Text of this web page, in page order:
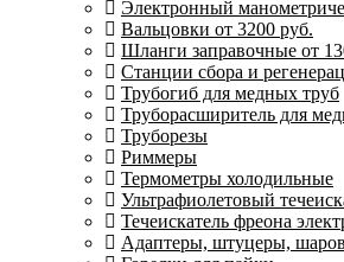
Электронный
Вальцовки от 3200 руб.
Шланги заправочные от
Станции сбора и
Трубогиб для медных труб
Труборасширитель для
Труборезы
Риммеры
Термометры холодильные
Ультрафиолетовый
Течеискатель фреона
Адаптеры, штуцеры,